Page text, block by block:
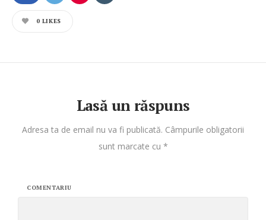
0 LIKES
Lasă un răspuns
Adresa ta de email nu va fi publicată. Câmpurile obligatorii
sunt marcate cu *
COMENTARIU